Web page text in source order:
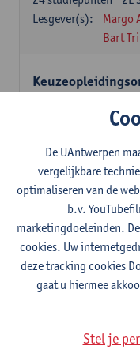
Lesgever(s):
Margo
Bart
Studenten kiezen voor
een andere
Studenten dienen
formulier 'aanvraag
opleiding' (zie website
Faculteit
formulieren).
Het ingevulde formulier
het formulier, aan de
Ontwerpwetenschappen
Lesgever(s):
Inge
De UAntwerpen
vergelijkbare
optimaliseren van de
b.v.
marketingdoeleinden.
cookies. Uw
deze tracking cookies
gaat u hiermee
Stel je